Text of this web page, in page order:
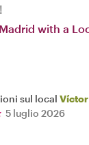
with a
sul local Víctor
5 luglio 2026